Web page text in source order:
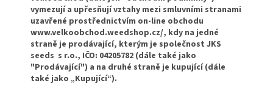
vymezují a upřesňují vztahy mezi smluvními stranami
uzavřené prostřednictvím on-line obchodu
www.velkoobchod.weedshop.cz/, kdy na jedné
straně je prodávající, kterým je společnost JKS
seeds s r.o., IČO: 04205782 (dále také jako
"Prodávající") a na druhé straně je kupující (dále
také jako „Kupující“).